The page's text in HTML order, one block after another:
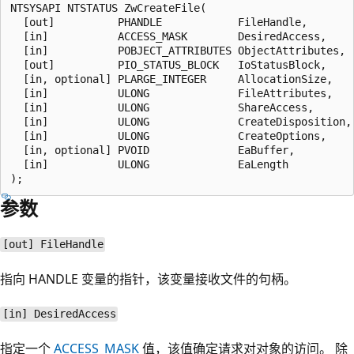
NTSYSAPI NTSTATUS ZwCreateFile(
  [out]          PHANDLE            FileHandle,
  [in]           ACCESS_MASK        DesiredAccess,
  [in]           POBJECT_ATTRIBUTES ObjectAttributes,
  [out]          PIO_STATUS_BLOCK   IoStatusBlock,
  [in, optional] PLARGE_INTEGER     AllocationSize,
  [in]           ULONG              FileAttributes,
  [in]           ULONG              ShareAccess,
  [in]           ULONG              CreateDisposition,
  [in]           ULONG              CreateOptions,
  [in, optional] PVOID              EaBuffer,
  [in]           ULONG              EaLength
参数
[out] FileHandle
指向 HANDLE 变量的指针，该变量接收文件的句柄。
[in] DesiredAccess
指定一个ACCESS_MASK值，该值确定请求对对象的访问。 除